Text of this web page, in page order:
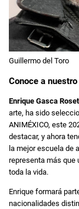
Guillermo del Toro
Conoce a
Enrique Gasca
arte, ha sido
ANIMÉXICO, este
destacar, y ahora
la mejor escuela de
representa más que
toda la vida.
Enrique formará
nacionalidades